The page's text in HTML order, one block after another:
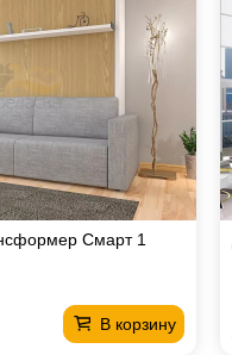
Смарт 1
В корзину